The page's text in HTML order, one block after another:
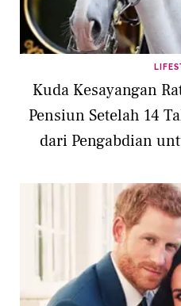
Kuda Kesayangan
Pensiun Setelah 14
dari Pengabdian